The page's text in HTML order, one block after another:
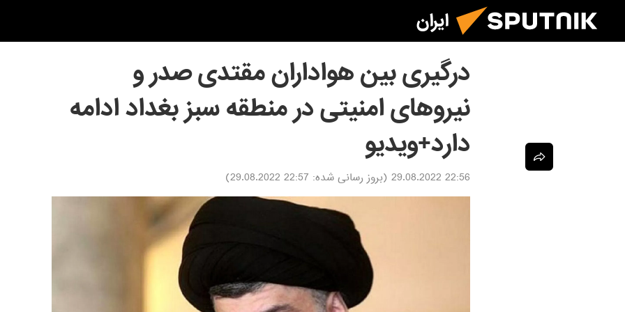
ایران
درگیری بین هواداران مقتدی صدر و
نیروهای امنیتی در منطقه سبز بغداد ادامه
دارد+ویدیو
22:56 29.08.2022 (بروز رسانی شده: 22:57 29.08.2022
)